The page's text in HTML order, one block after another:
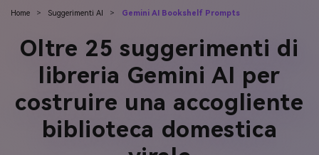
Home > Suggerimenti AI > Gemini AI Bookshelf Prompts
Oltre 25 suggerimenti di
libreria Gemini AI per
costruire una accogliente
biblioteca domestica